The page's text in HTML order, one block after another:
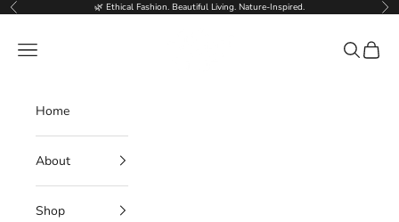
Skip to content
Previous 🌿 Ethical Fashion. Beautiful Living. Nature-Inspired.
Navigation menu Search
Cart
Home
About
Shop